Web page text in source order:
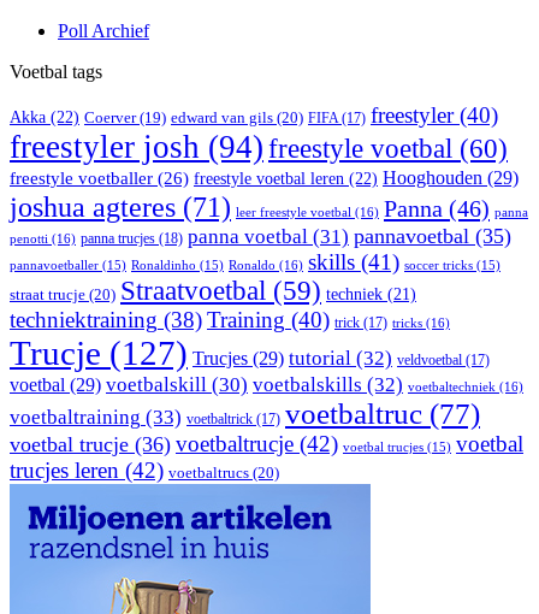
Poll Archief
Voetbal tags
Akka (22) Coerver(19) edward van gils (20) FIFA(17) freestyler(40)
freestyler josh (94) freestyle voetbal (60)
freestyle voetballer (26) freestyle voetbal leren (22) Hooghouden (29)
joshua agteres (71) leer freestyle voetbal (16) Panna (46) panna
penotti (16) panna trucjes (18) panna voetbal (31) pannavoetbal (35)
pannavoetballer (15) Ronaldinho (15) Ronaldo (16) skills (41) soccer tricks (15)
straat trucje (20) Straatvoetbal (59) techniek (21)
techniektraining (38)Training (40) trick (17) tricks (16)
Trucje (127) Trucjes (29) tutorial (32) veldvoetbal (17)
voetbal (29) voetbalskill (30) voetbalskills (32) voetbaltechniek (16)
voetbaltraining (33) voetbaltrick (17) voetbaltruc (77)
voetbal trucje (36) voetbaltrucje (42) voetbal trucjes (15) voetbal
trucjes leren (42) voetbaltrucs (20)